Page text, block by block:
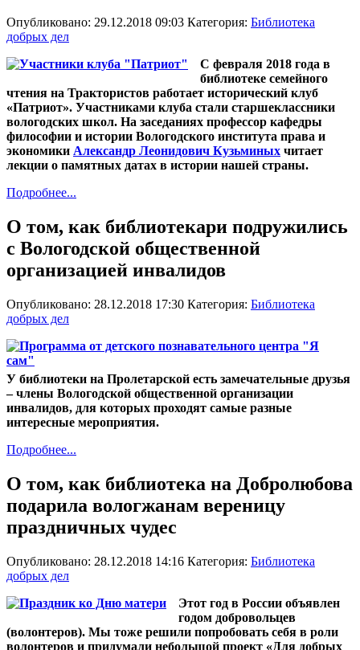
Опубликовано: 29.12.2018 09:03 Категория: Библиотека
добрых дел
С февраля 2018 года в
библиотеке семейного
чтения на Трактористов работает исторический клуб
«Патриот». Участниками клуба стали старшеклассники
вологодских школ. На заседаниях профессор кафедры
философии и истории Вологодского института права и
экономики Александр Леонидович Кузьминых читает
лекции о памятных датах в истории нашей страны.
Подробнее...
О том, как библиотекари подружились
с Вологодской общественной
организацией инвалидов
Опубликовано: 28.12.2018 17:30 Категория: Библиотека
добрых дел
У библиотеки на Пролетарской есть замечательные друзья
– члены Вологодской общественной организации
инвалидов, для которых проходят самые разные
интересные мероприятия.
Подробнее...
О том, как библиотека на Добролюбова
подарила вологжанам вереницу
праздничных чудес
Опубликовано: 28.12.2018 14:16 Категория: Библиотека
добрых дел
Этот год в России объявлен
годом добровольцев
(волонтеров). Мы тоже решили попробовать себя в роли
волонтеров и придумали небольшой проект «Для добрых